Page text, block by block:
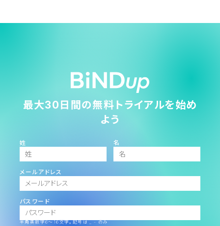
最大30日間の無料トライアルを始め
よう
姓 名
メールアドレス
パスワード
半角英数字6～16文字。記号は _ - のみ